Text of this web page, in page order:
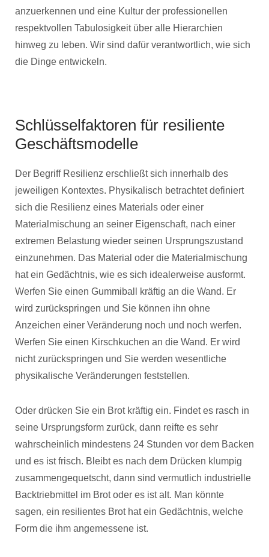
anzuerkennen und eine Kultur der professionellen
respektvollen Tabulosigkeit über alle Hierarchien
hinweg zu leben. Wir sind dafür verantwortlich, wie sich
die Dinge entwickeln.
Schlüsselfaktoren für resiliente
Geschäftsmodelle
Der Begriff Resilienz erschließt sich innerhalb des
jeweiligen Kontextes. Physikalisch betrachtet definiert
sich die Resilienz eines Materials oder einer
Materialmischung an seiner Eigenschaft, nach einer
extremen Belastung wieder seinen Ursprungszustand
einzunehmen. Das Material oder die Materialmischung
hat ein Gedächtnis, wie es sich idealerweise ausformt.
Werfen Sie einen Gummiball kräftig an die Wand. Er
wird zurückspringen und Sie können ihn ohne
Anzeichen einer Veränderung noch und noch werfen.
Werfen Sie einen Kirschkuchen an die Wand. Er wird
nicht zurückspringen und Sie werden wesentliche
physikalische Veränderungen feststellen.
Oder drücken Sie ein Brot kräftig ein. Findet es rasch in
seine Ursprungsform zurück, dann reifte es sehr
wahrscheinlich mindestens 24 Stunden vor dem Backen
und es ist frisch. Bleibt es nach dem Drücken klumpig
zusammengequetscht, dann sind vermutlich industrielle
Backtriebmittel im Brot oder es ist alt. Man könnte
sagen, ein resilientes Brot hat ein Gedächtnis, welche
Form die ihm angemessene ist.